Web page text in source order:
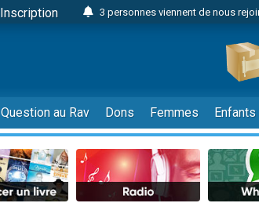
Inscription
3 personnes viennent de nous
3 personnes viennent de faire
3 personnes viennent de faire
2 personnes viennent de nous
13 personnes viennent de
30 personnes viennent de
Il reste 49 places pour étudier
12 nouvelles musiques dans
Question au Rav Dons Femmes Enfants